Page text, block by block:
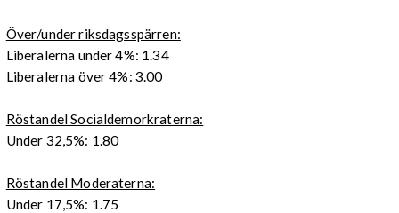
Över/under riksdagsspärren:
Liberalerna under 4%: 1.34
Liberalerna över 4%: 3.00
Röstandel Socialdemorkraterna:
Under 32,5%: 1.80
Röstandel Moderaterna:
Under 17,5%: 1.75